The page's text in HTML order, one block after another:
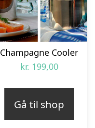
Champagne Cooler
kr. 199,00
Gå til shop